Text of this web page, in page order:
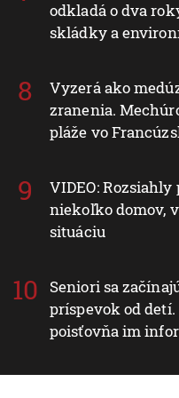
odkladá o dva
skládky a
Vyzerá ako
zranenia.
pláže vo
VIDEO:
niekoľko domov,
situáciu
Seniori sa
príspevok od
poisťovňa im